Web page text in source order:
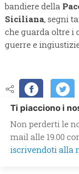
bandiere della
Siciliana, segni
che guarda oltre i
guerre e
Ti piacciono i
Non perderti le
mail alle 19.00
iscrivendoti alla